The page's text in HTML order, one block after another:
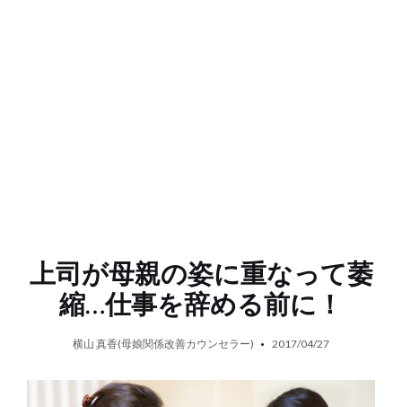
上司が母親の姿に重なって萎
縮…仕事を辞める前に！
横山 真香(母娘関係改善カウンセラー) 2017/04/27